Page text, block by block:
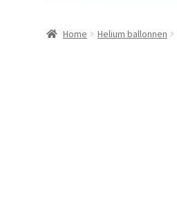
Home Helium ballonnen